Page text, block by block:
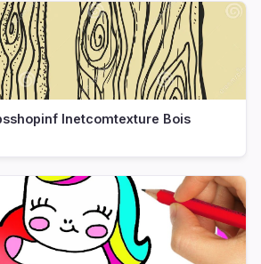
Inetcomtexture Bois